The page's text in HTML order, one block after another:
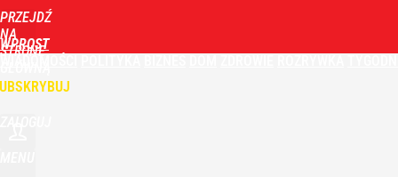
PRZEJDŹ
NA
STRONĘ
WPROST